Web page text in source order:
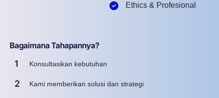
Ethics & Profesional
Bagaimana Tahapannya?
1 Konsultasikan kebutuhan
2 Kami memberikan solusi dan strategi